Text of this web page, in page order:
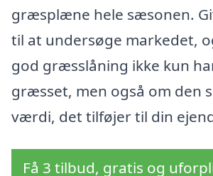
græsplæne hele sæsonen.
til at undersøge markedet,
god græsslåning ikke kun
græsset, men også om den
værdi, det tilføjer til din
Få 3 tilbud, gratis og